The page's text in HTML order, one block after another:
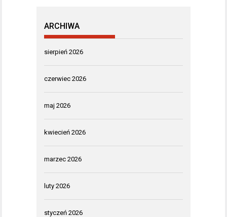
ARCHIWA
sierpień 2026
czerwiec 2026
maj 2026
kwiecień 2026
marzec 2026
luty 2026
styczeń 2026